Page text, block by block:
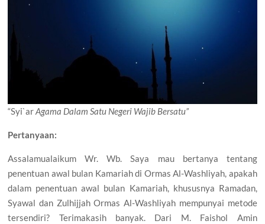
“Syi`arAgama Dalam Satu Negeri Wajib Bersatu”
Pertanyaan:
Assalamualaikum Wr. Wb. Saya mau bertanya tentang
penentuan awal bulan Kamariah di Ormas Al-Washliyah, apakah
dalam penentuan awal bulan Kamariah, khususnya Ramadan,
Syawal dan Zulhijjah Ormas Al-Washliyah mempunyai metode
tersendiri? Terimakasih banyak. Dari M. Faishol Amin